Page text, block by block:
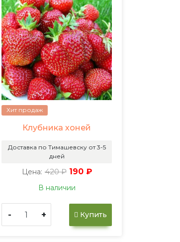
Хит продаж
Клубника хоней
Доставка по Тимашевску от 3-5
дней
Цена: 420 ₽ 190 ₽
В наличии
- + Купить